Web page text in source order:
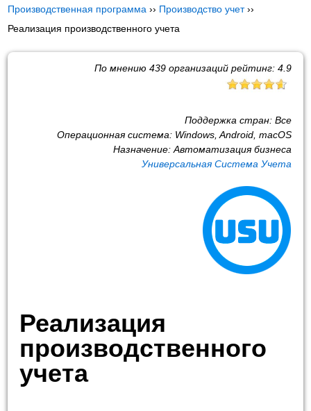
Производственная программа ›› Производство учет››
Реализация производственного учета
По мнению 439организаций рейтинг: 4.9
Поддержка стран: Все
Операционная система: Windows, Android, macOS
Назначение: Автоматизация бизнеса
Универсальная Система Учета
Реализация
производственного
учета